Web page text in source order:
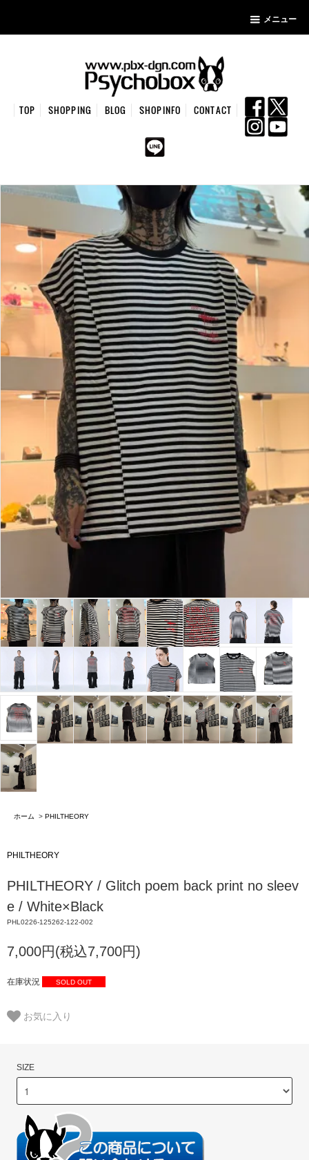
メニュー
TOP SHOPPING BLOG SHOPINFO CONTACT
ホーム > PHILTHEORY
PHILTHEORY
PHILTHEORY / Glitch poem back print no sleev
e / White×Black
PHL0226-125262-122-002
7,000円(税込7,700円)
在庫状況 SOLD OUT
お気に入り
SIZE